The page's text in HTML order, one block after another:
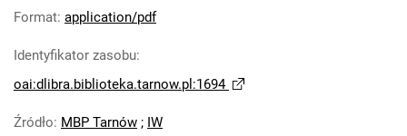
Feliksa Dzierżyńskiego. 1966, nr 11
Robotniczego Zakładów Azotowych im.
Feliksa Dzierżyńskiego. 1966, nr 12
Robotniczego Zakładów Azotowych im.
Format: application/pdf
Identyfikator zasobu:
oai:dlibra.biblioteka.tarnow.pl:1694
Źródło: MBP Tarnów ; IW